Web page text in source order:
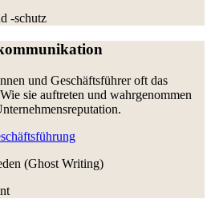
-schutz
und Geschäftsführer oft das
sie auftreten und wahrgenommen
(Ghost Writing)